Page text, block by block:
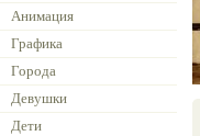
Анимация
Графика
Города
Девушки
Дети